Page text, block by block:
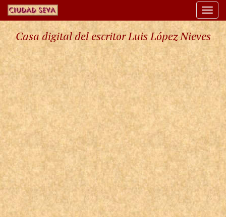
Casa digital del escritor Luis López Nieves